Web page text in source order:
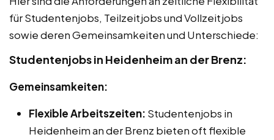
für Studentenjobs, Teilzeitjobs und Vollzeitjobs
sowie deren Gemeinsamkeiten und Unterschiede:
Studentenjobs in Heidenheim an der Brenz:
Gemeinsamkeiten:
Flexible Arbeitszeiten: Studentenjobs in
Heidenheim an der Brenz bieten oft flexible